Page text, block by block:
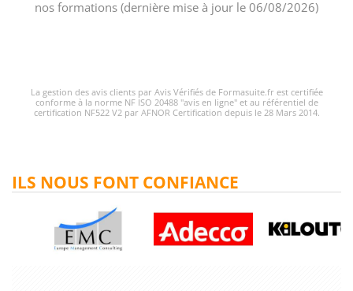
nos formations (dernière mise à jour le 06/08/2026)
La gestion des avis clients par Avis Vérifiés de Formasuite.fr est certifiée
conforme à la norme NF ISO 20488 "avis en ligne" et au référentiel de
certification NF522 V2 par AFNOR Certification depuis le 28 Mars 2014.
ILS NOUS FONT CONFIANCE